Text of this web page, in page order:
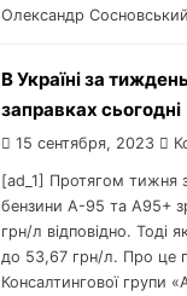
Олександр
В Україні за
заправках сьогодні
15 сентября, 2023
[ad_1] Протягом тижня
бензини А-95 та А95+
грн/л відповідно. Тоді
до 53,67 грн/л. Про це
Консалтингової групи